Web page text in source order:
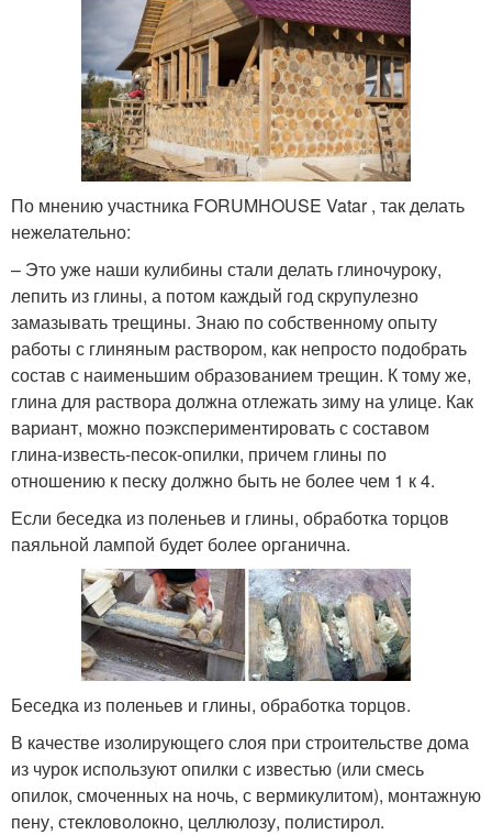
По мнению участника FORUMHOUSE Vatar , так делать
нежелательно:
– Это уже наши кулибины стали делать глиночуроку,
лепить из глины, а потом каждый год скрупулезно
замазывать трещины. Знаю по собственному опыту
работы с глиняным раствором, как непросто подобрать
состав с наименьшим образованием трещин. К тому же,
глина для раствора должна отлежать зиму на улице. Как
вариант, можно поэкспериментировать с составом
глина-известь-песок-опилки, причем глины по
отношению к песку должно быть не более чем 1 к 4.
Если беседка из поленьев и глины, обработка торцов
паяльной лампой будет более органична.
Беседка из поленьев и глины, обработка торцов.
В качестве изолирующего слоя при строительстве дома
из чурок используют опилки с известью (или смесь
опилок, смоченных на ночь, с вермикулитом), монтажную
пену, стекловолокно, целлюлозу, полистирол.